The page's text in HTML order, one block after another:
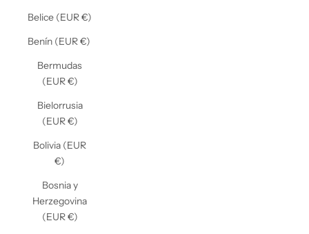
Belice (EUR €)
Benín (EUR €)
Bermudas
(EUR €)
Bielorrusia
(EUR €)
Bolivia (EUR
€)
Bosnia y
Herzegovina
(EUR €)